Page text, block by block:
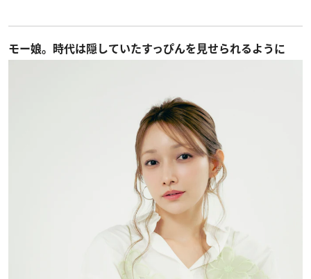
モー娘。時代は隠していたすっぴんを見せられるように